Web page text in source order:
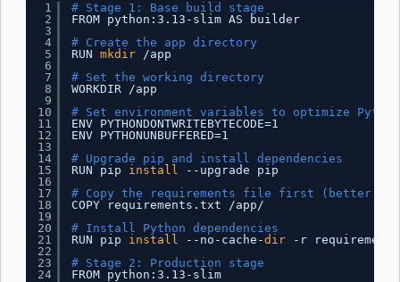
1
2
3
4
5
6
7
8
9
10
11
12
13
14
15
16
17
18
19
20
21
22
23
24
# Stage 1: Base build stage
FROM python:3.13-slim AS builder
# Create the app directory
RUN mkdir
/app
# Set the working directory
WORKDIR /app
# Set environment variables to optimize Python
ENV PYTHONDONTWRITEBYTECODE=1
ENV PYTHONUNBUFFERED=1
# Upgrade pip and install dependencies
RUN pip install
--upgrade pip
# Copy the requirements file first (better
COPY requirements.txt /app/
# Install Python dependencies
RUN pip install --no-cache-dir
-r
# Stage 2: Production stage
FROM python:3.13-slim